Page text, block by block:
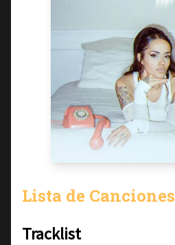
Lista de Canciones
Tracklist